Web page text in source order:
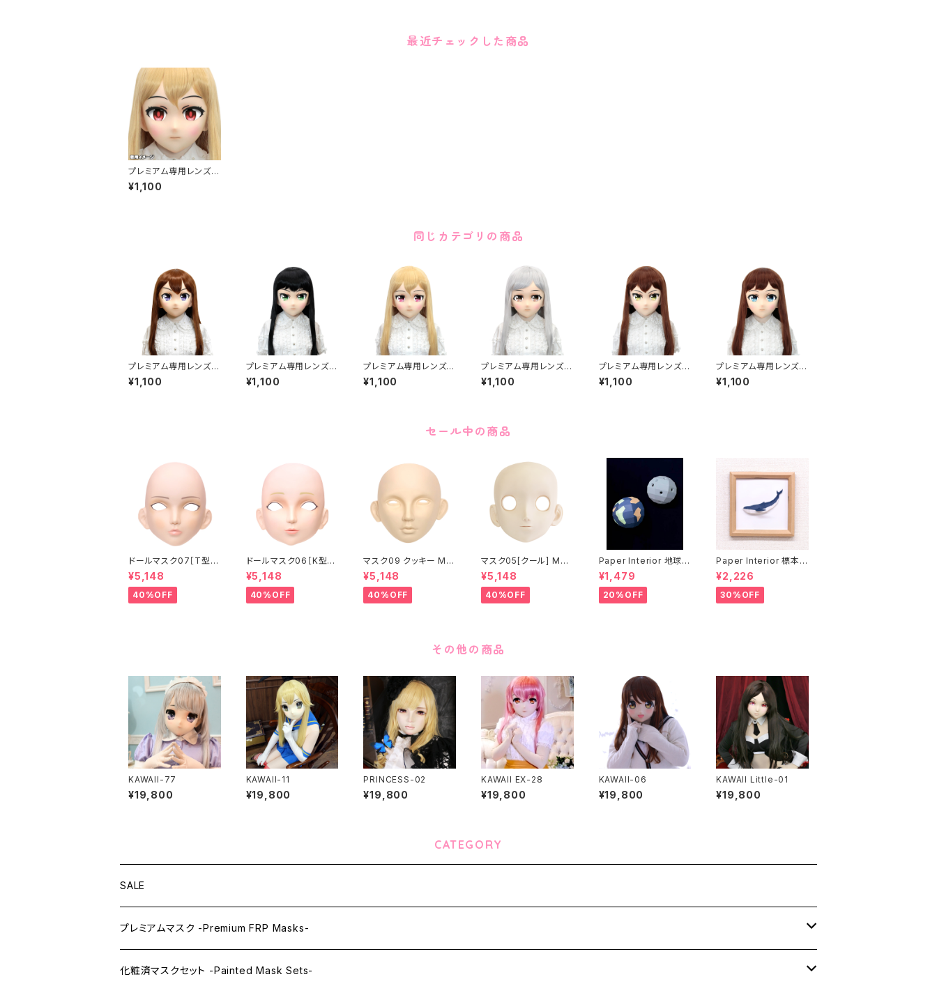
最近チェックした商品
プレミアム専用レンズア
イ し-レッド Premium
Lens Eye SHI-Red
¥1,100
同じカテゴリの商品
プレミアム専用レンズア
イ た-パープル Premiu
m Lens Eye TA-Pur
¥1,100
プレミアム専用レンズア
イ た-グリーン Premiu
m Lens Eye TA-Gre
¥1,100
プレミアム専用レンズア
イ た-レッド Premium
Lens Eye TA-Red
¥1,100
プレミアム専用レンズア
イ た-ブラウン Premiu
m Lens Eye TA-Bro
¥1,100
プレミアム専用レンズア
イ た-イエロー Premi
um Lens Eye TA-Yel
¥1,100
プレミアム専用レンズア
イ た-ブルー Premium
Lens Eye TA-Blue
¥1,100
セール中の商品
ドールマスク07［T型］
化粧目穴処理済 MASK
07 [DOLL T] Openin
g eye hole and mak
e up
¥5,148
40%OFF
ドールマスク06［K型］
化粧目穴処理 MASK0
6 [DOLL K] Opening
eye hole and make
up
¥5,148
40%OFF
マスク09 クッキー MA
SK09 “COOKIE”
¥5,148
40%OFF
マスク05[クール] MAS
K05[COOL]
¥5,148
40%OFF
Paper Interior 地球と
月 earth and moon
¥1,479
20%OFF
Paper Interior 標本
クジラ specimen wh
ale
¥2,226
30%OFF
その他の商品
KAWAII-77
¥19,800
KAWAII-11
¥19,800
PRINCESS-02
¥19,800
KAWAII EX-28
¥19,800
KAWAII-06
¥19,800
KAWAII Little-01
¥19,800
CATEGORY
SALE
プレミアムマスク -Premium FRP Masks-
KAWAII PREMIUM Mask & Wig Sets
化粧済マスクセット -Painted Mask Sets-